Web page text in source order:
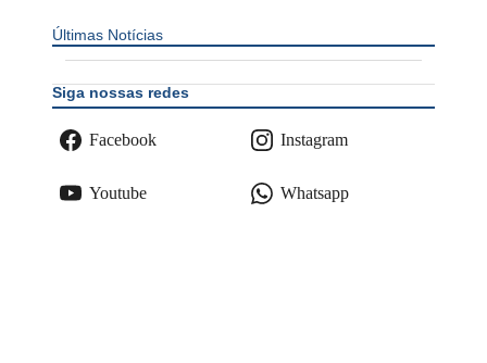
Últimas Notícias
Siga nossas redes
Facebook Instagram
Youtube Whatsapp